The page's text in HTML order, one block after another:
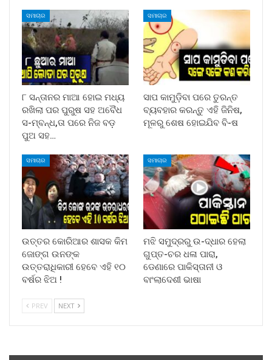
ସମାଚାର
୮ ସନ୍ତାନର ମାଆ ହୋଇ ମଧ୍ୟ
ରଖିଲା ପର ପୁରୁଷ ସହ ଅବୈଧ
ସ-ମ୍ବନ୍ଧ,ତା ପରେ ନିଜ ବଡ଼
ପୁଅ ସହ…
ସମାଚାର
ସାପ କାମୁଡ଼ିବା ପରେ ତୁରନ୍ତ
ବ୍ୟବହାର କରନ୍ତୁ ଏହି ଜିନିଷ,
ମୂଳରୁ ଶେଷ ହୋଇଯିବ ବି-ଷ
ସମାଚାର
ଉତ୍ତର କୋରିଆର ଶାସକ କିମ
ଜୋଙ୍ଗ ଉନଙ୍କ
ଉତ୍ତରାଧିକାରୀ ହେବେ ଏହି ୧୦
ବର୍ଷର ଝିଅ !
ସମାଚାର
ମଝି ସମୁଦ୍ରରୁ ଉ-ଦ୍ଧାର ହେଲା
ଗୁପ୍ତ-ଚର ଧଳା ପାରା,
ଡେଣାରେ ପାକିସ୍ତାନୀ ଓ
ବାଂଲାଦେଶୀ ଭାଷା
PREV NEXT